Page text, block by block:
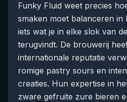
Funky Fluid weet precies
smaken moet balanceren in
iets wat je in elke slok van
terugvindt. De brouwerij
internationale reputatie
romige pastry sours en
creaties. Hun expertise in
zware gefruite zure bieren